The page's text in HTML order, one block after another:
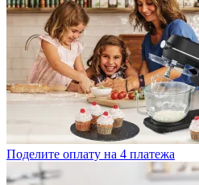
Поделите оплату на 4 платежа